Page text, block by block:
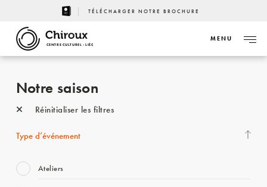
TÉLÉCHARGER NOTRE BROCHURE
CENTRE CULTUREL - LIÈGE
MENU
Notre saison
Réinitialiser les filtres
Type d’événement
Ateliers